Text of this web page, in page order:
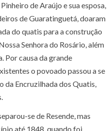
de Araújo e sua esposa,
de Guaratinguetá, doaram
do quatis para a construção
Senhora do Rosário, além
Por causa da grande
o povoado passou a se
da Encruzilhada dos Quatis,
se de Resende, mas
até 1848, quando foi